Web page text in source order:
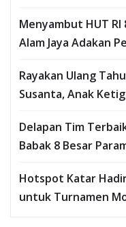
Menyambut HUT RI
Alam Jaya Adakan
Rayakan Ulang
Susanta, Anak
Delapan Tim
Babak 8 Besar
Hotspot Katar
untuk Turnamen